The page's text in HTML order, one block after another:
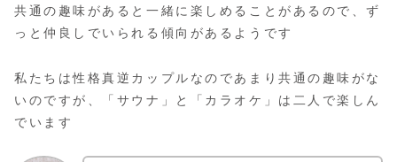
共通の趣味があると一緒に楽しめることがあるので、ず
っと仲良しでいられる傾向があるようです
私たちは性格真逆カップルなのであまり共通の趣味がな
いのですが、「サウナ」と「カラオケ」は二人で楽しん
でいます